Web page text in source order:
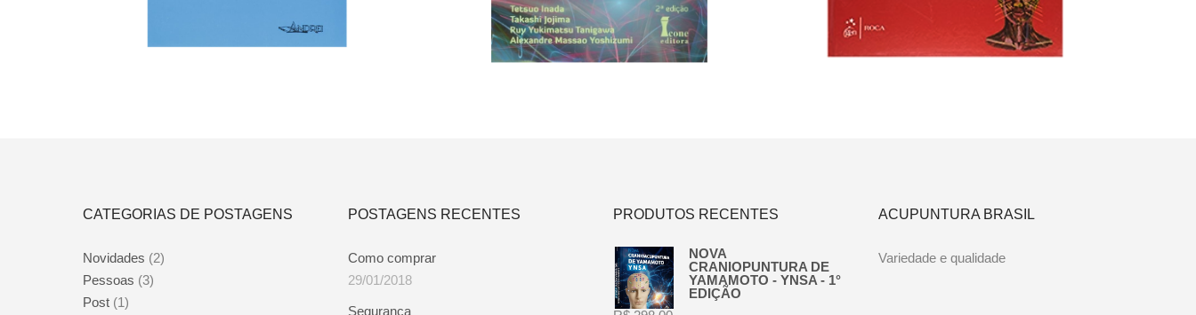
CATEGORIAS DE POSTAGENS
Novidades (2)
Pessoas (3)
Post (1)
POSTAGENS RECENTES
Como comprar
29/01/2018
Segurança
PRODUTOS RECENTES
NOVA
CRANIOPUNTURA DE
YAMAMOTO - YNSA - 1°
EDIÇÃO
ACUPUNTURA BRASIL
Variedade e qualidade